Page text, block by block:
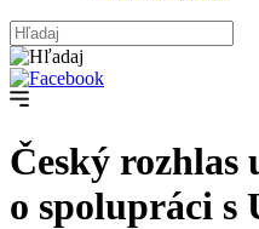
Český rozhlas
o spolupráci